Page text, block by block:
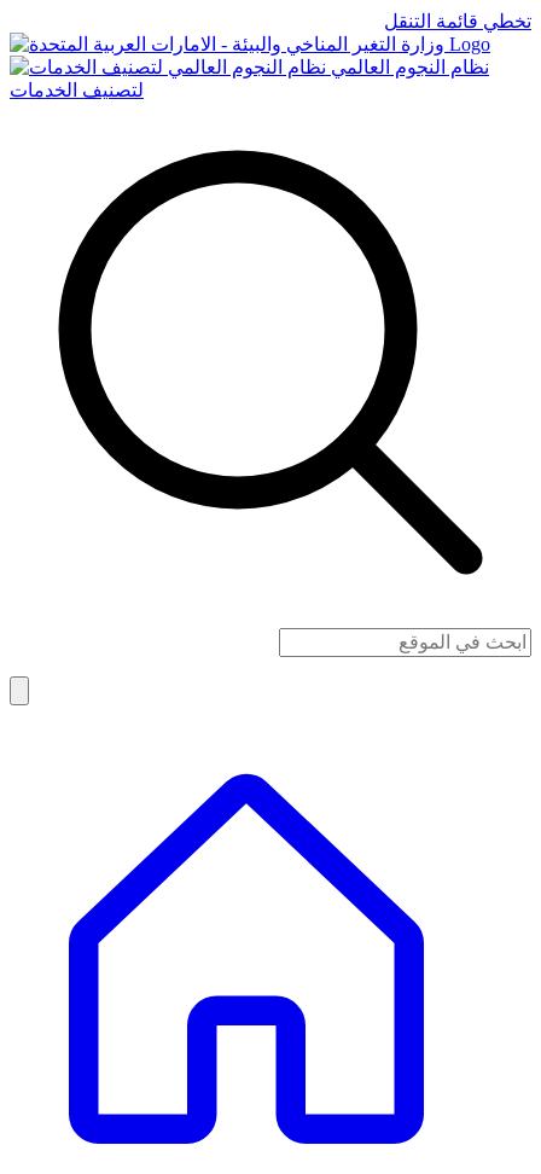
تخطي قائمة التنقل
Logo
نظام النجوم العالمي
لتصنيف الخدمات